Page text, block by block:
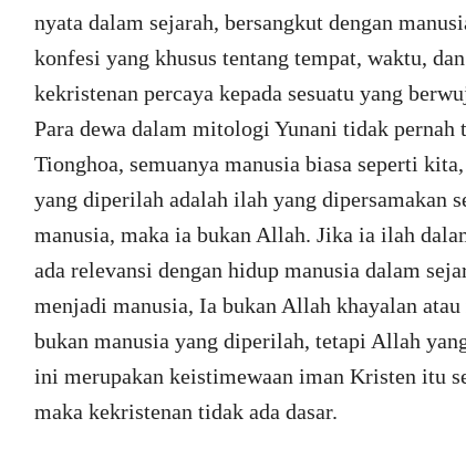
nyata dalam sejarah, bersangkut dengan
konfesi yang khusus tentang tempat, waktu,
kekristenan percaya kepada sesuatu yang
Para dewa dalam mitologi Yunani tidak
Tionghoa, semuanya manusia biasa seperti
yang diperilah adalah ilah yang dipersamakan
manusia, maka ia bukan Allah. Jika ia ilah
ada relevansi dengan hidup manusia dalam
menjadi manusia, Ia bukan Allah khayalan
bukan manusia yang diperilah, tetapi Allah
ini merupakan keistimewaan iman Kristen itu
maka kekristenan tidak ada dasar.